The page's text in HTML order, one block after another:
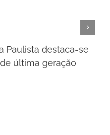
Paulista destaca-se
última geração